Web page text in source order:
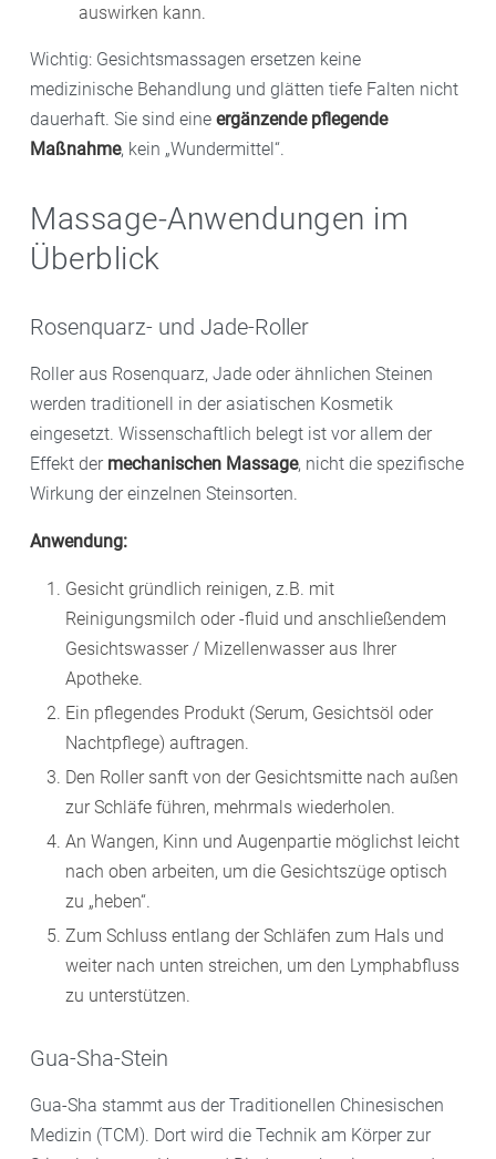
auswirken kann.
Wichtig: Gesichtsmassagen ersetzen keine
medizinische Behandlung und glätten tiefe Falten nicht
dauerhaft. Sie sind eine ergänzende pflegende
Maßnahme, kein „Wundermittel“.
Massage-Anwendungen im
Überblick
Rosenquarz- und Jade-Roller
Roller aus Rosenquarz, Jade oder ähnlichen Steinen
werden traditionell in der asiatischen Kosmetik
eingesetzt. Wissenschaftlich belegt ist vor allem der
Effekt der mechanischen Massage, nicht die spezifische
Wirkung der einzelnen Steinsorten.
Anwendung:
Gesicht gründlich reinigen, z.B. mit
Reinigungsmilch oder -fluid und anschließendem
Gesichtswasser / Mizellenwasser aus Ihrer
Apotheke.
Ein pflegendes Produkt (Serum, Gesichtsöl oder
Nachtpflege) auftragen.
Den Roller sanft von der Gesichtsmitte nach außen
zur Schläfe führen, mehrmals wiederholen.
An Wangen, Kinn und Augenpartie möglichst leicht
nach oben arbeiten, um die Gesichtszüge optisch
zu „heben“.
Zum Schluss entlang der Schläfen zum Hals und
weiter nach unten streichen, um den Lymphabfluss
zu unterstützen.
Gua-Sha-Stein
Gua-Sha stammt aus der Traditionellen Chinesischen
Medizin (TCM). Dort wird die Technik am Körper zur